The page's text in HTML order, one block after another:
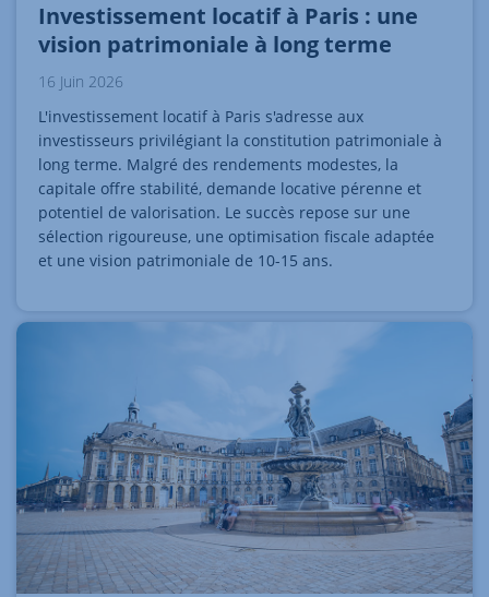
Investissement locatif à Paris : une
vision patrimoniale à long terme
16 Juin 2026
L'investissement locatif à Paris s'adresse aux
investisseurs privilégiant la constitution patrimoniale à
long terme. Malgré des rendements modestes, la
capitale offre stabilité, demande locative pérenne et
potentiel de valorisation. Le succès repose sur une
sélection rigoureuse, une optimisation fiscale adaptée
et une vision patrimoniale de 10-15 ans.